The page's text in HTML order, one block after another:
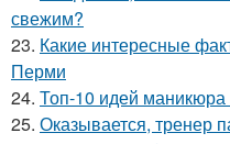
свежим?
23. Какие интересные
Перми
24. Топ-10 идей маникюра
25. Оказывается, тренер